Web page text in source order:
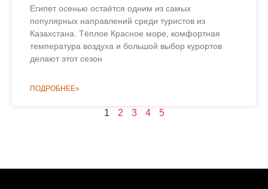
Египет осенью остаётся одним из самых
популярных направлений среди туристов из
Казахстана. Тёплое Красное море, комфортная
температура воздуха и большой выбор курортов
делают этот сезон
ПОДРОБНЕЕ»
1 2 3 4 5